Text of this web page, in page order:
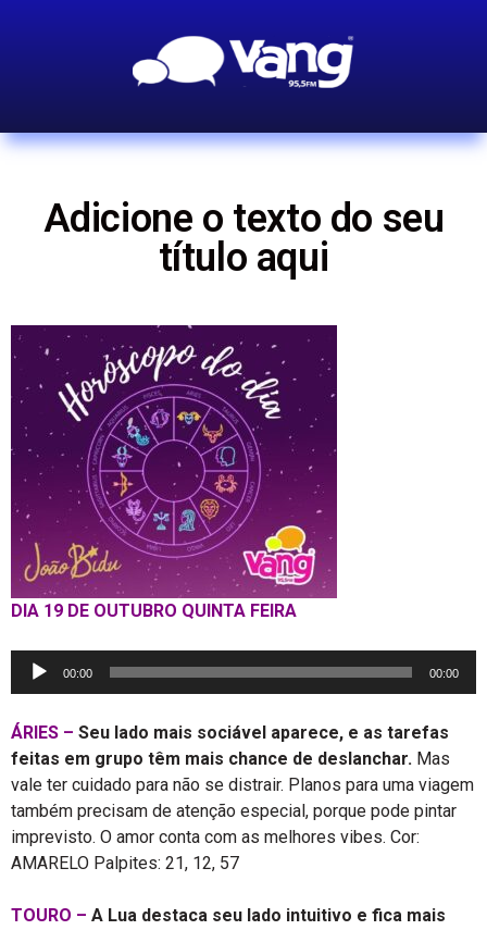
Adicione o texto do seu
título aqui
DIA 19 DE OUTUBRO QUINTA FEIRA
Tocador
00:00 00:00
ÁRIES – Seu lado mais sociável aparece, e as tarefas
feitas em grupo têm mais chance de deslanchar. Mas
vale ter cuidado para não se distrair. Planos para uma viagem
também precisam de atenção especial, porque pode pintar
imprevisto. O amor conta com as melhores vibes. Cor:
AMARELO Palpites: 21, 12, 57
TOURO – A Lua destaca seu lado intuitivo e fica mais